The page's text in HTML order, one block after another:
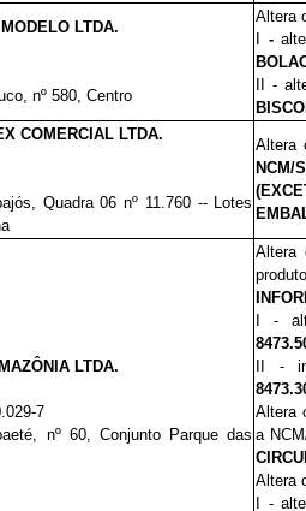
LTDA.
nº 580, Centro
Altera
-
II -
COMERCIAL LTDA.
Quadra 06 nº 11.760 -- Lotes
Altera
NCM/
LTDA.
7
nº 60, Conjunto Parque das
Altera
I -
II -
Altera
a
Altera
I -